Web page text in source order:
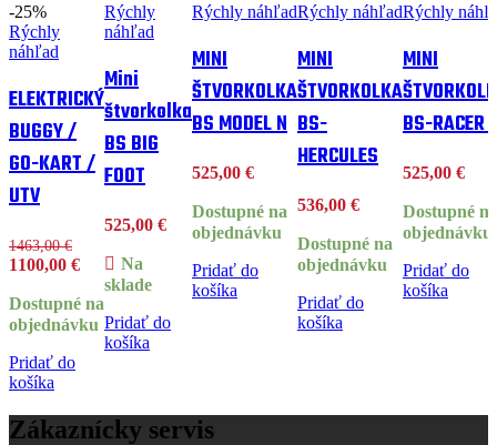
-25%
Rýchly
náhľad
ELEKTRICKÝ
BUGGY /
GO-KART /
UTV
1463,00€
Pôvodná
bola:
1463,00 €.
1100,00 €Aktuálna
cena
je:
1100,00 €.
Dostupné na
objednávku
Pridať do
košíka
Rýchly
náhľad
Mini
štvorkolka
BS BIG
FOOT
525,00 €
Na
sklade
Pridať do
košíka
Rýchly náhľad
MINI
ŠTVORKOLKA
BS MODEL N
525,00 €
Dostupné na
objednávku
Pridať do
košíka
Rýchly náhľad
MINI
ŠTVORKOLKA
BS-
HERCULES
536,00 €
Dostupné na
objednávku
Pridať do
košíka
Rýchly
MINI
BS-RACER
525,00 €
Dostupné na
objednávku
Pridať do
košíka
Zákaznícky servis